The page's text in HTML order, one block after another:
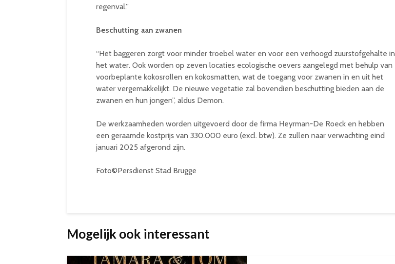
regenval.”
Beschutting aan zwanen
“Het baggeren zorgt voor minder troebel water en voor een verhoogd zuurstofgehalte in
het water. Ook worden op zeven locaties ecologische oevers aangelegd met behulp van
voorbeplante kokosrollen en kokosmatten, wat de toegang voor zwanen in en uit het
water vergemakkelijkt. De nieuwe vegetatie zal bovendien beschutting bieden aan de
zwanen en hun jongen”, aldus Demon.
De werkzaamheden worden uitgevoerd door de firma Heyrman-De Roeck en hebben
een geraamde kostprijs van 330.000 euro (excl. btw). Ze zullen naar verwachting eind
januari 2025 afgerond zijn.
Foto©Persdienst Stad Brugge
Mogelijk ook interessant